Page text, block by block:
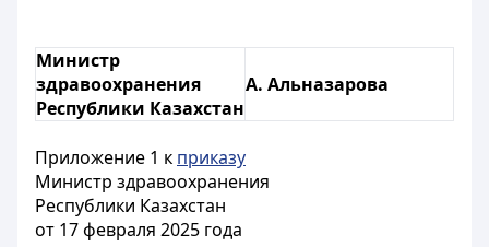
Министр
здравоохранения
Республики Казахстан
А. Альназарова
Приложение 1 к приказу
Министр здравоохранения
Республики Казахстан
от 17 февраля 2025 года